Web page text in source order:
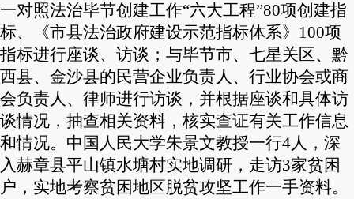
一对照法治毕节创建工作“六大工程”80项创建指
标、《市县法治政府建设示范指标体系》100项
指标进行座谈、访谈；与毕节市、七星关区、黔
西县、金沙县的民营企业负责人、行业协会或商
会负责人、律师进行访谈，并根据座谈和具体访
谈情况，抽查相关资料，核实查证有关工作信息
和情况。中国人民大学朱景文教授一行4人，深
入赫章县平山镇水塘村实地调研，走访3家贫困
户，实地考察贫困地区脱贫攻坚工作一手资料。